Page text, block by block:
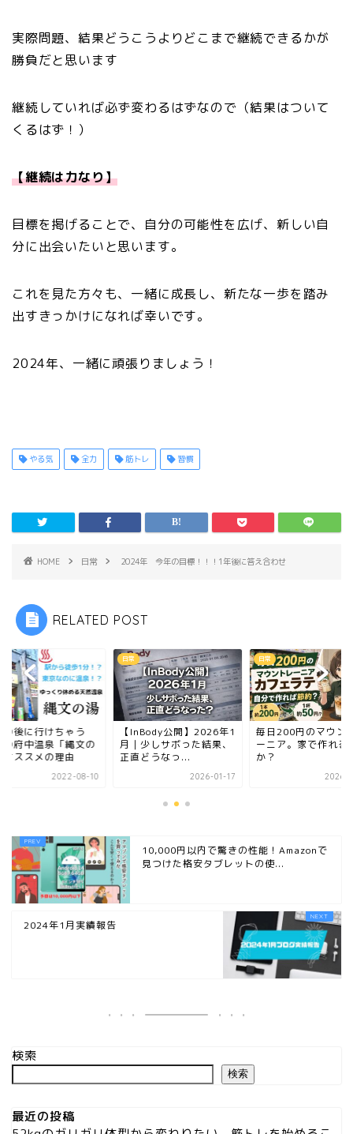
実際問題、結果どうこうよりどこまで継続できるかが
勝負だと思います
継続していれば必ず変わるはずなので（結果はついて
くるはず！）
【継続は力なり】
目標を掲げることで、自分の可能性を広げ、新しい自
分に出会いたいと思います。
これを見た方々も、一緒に成長し、新たな一歩を踏み
出すきっかけになれば幸いです。
2024年、一緒に頑張りましょう！
やる気 全力 筋トレ 習慣
HOME 日常 2024年 今年の目標！！！1年後に答え合わせ
RELATED POST
の後に行けちゃう
の府中温泉「縄文の
オススメの理由
2022-08-10
日常
【InBody公開】2026年1
月｜少しサボった結果、
正直どうなっ...
2026-01-17
日常
毎日200円のマウン
ーニア。家で作れる
か？
2026-
10,000円以内で驚きの性能！Amazonで
見つけた格安タブレットの使...
2024年1月実績報告
検索
検索
最近の投稿